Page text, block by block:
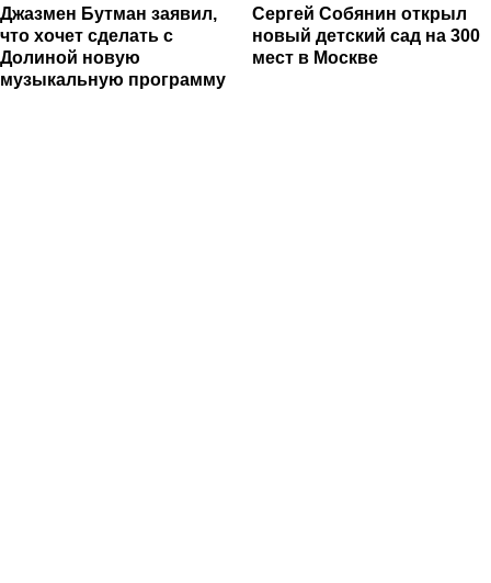
Джазмен Бутман заявил,
что хочет сделать с
Долиной новую
музыкальную программу
Сергей Собянин открыл
новый детский сад на 300
мест в Москве